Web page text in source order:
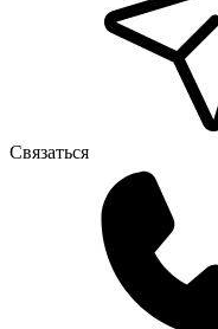
Связаться